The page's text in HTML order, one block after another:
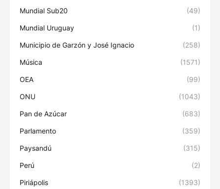
Mundial Sub20 (49)
Mundial Uruguay (1)
Municipio de Garzón y José Ignacio (258)
Música (1571)
OEA (99)
ONU (1043)
Pan de Azúcar (683)
Parlamento (359)
Paysandú (315)
Perú (2)
Piriápolis (1393)